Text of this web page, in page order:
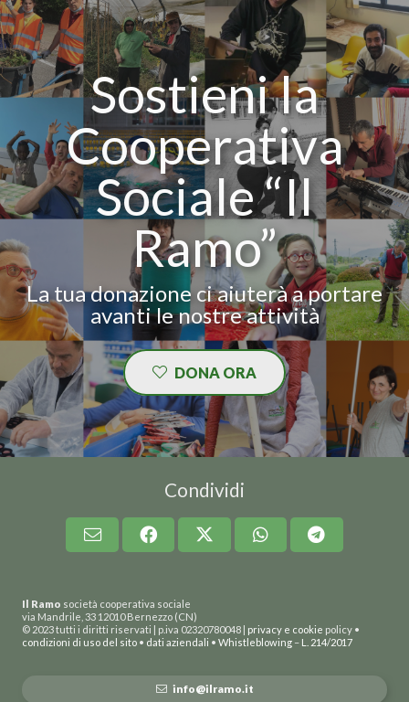
Sostieni la
Cooperativa
Sociale “Il
Ramo”
La tua donazione ci aiuterà a portare
avanti le nostre attività
DONA ORA
Condividi
Il Ramo società cooperativa sociale
via Mandrile, 33 12010 Bernezzo (CN)
© 2023 tutti i diritti riservati | p.iva 02320780048 | privacy e cookie policy •
condizioni di uso del sito • dati aziendali • Whistleblowing – L. 214/2017
info@ilramo.it